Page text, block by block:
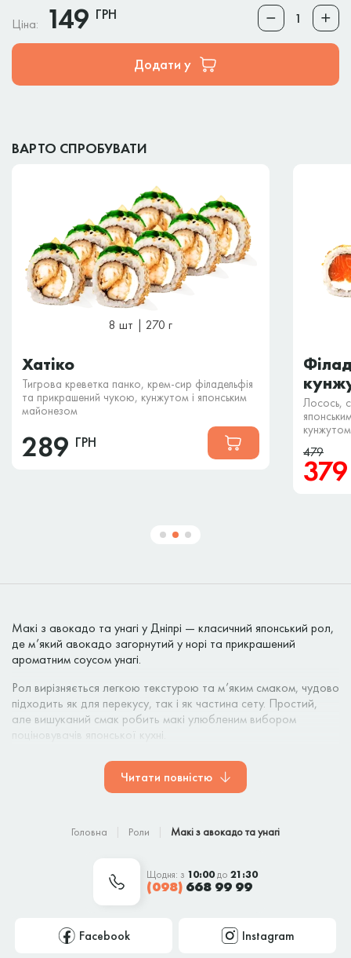
Ціна: 149 ГРН
Додати у
ВАРТО СПРОБУВАТИ
8 шт | 270 г
Хатіко
Тигрова креветка панко, крем-сир філадельфія
та прикрашений чукою, кунжутом і японським
майонезом
289 ГРН
Лосось,
кунжутом
479
Макі з авокадо та унагі у Дніпрі — класичний японський рол,
де м’який авокадо загорнутий у норі та прикрашений
ароматним соусом унагі.
Рол вирізняється легкою текстурою та м’яким смаком, чудово
підходить як для перекусу, так і як частина сету. Простий,
але вишуканий смак робить макі улюбленим вибором
поціновувачів японської кухні.
Замовити рол можна через сайтKotoSushi
(098) 668 99 99. Доставка щодня з
Читати повністю
Головна Роли Макі з авокадо та унагі
Щодня: з 10:00до 21:30
(098) 668 99 99
Facebook Instagram